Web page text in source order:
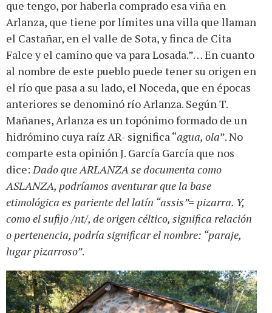
que tengo, por haberla comprado esa viña en
Arlanza, que tiene por límites una villa que llaman
el Castañar, en el valle de Sota, y finca de Cita
Falce y el camino que va para Losada.”… En cuanto
al nombre de este pueblo puede tener su origen en
el río que pasa a su lado, el Noceda, que en épocas
anteriores se denominó río Arlanza. Según T.
Mañanes, Arlanza es un topónimo formado de un
hidrómino cuya raíz AR- significa “agua, ola”. No
comparte esta opinión J. García García que nos
dice:Dado que ARLANZA se documenta como
ASLANZA, podríamos aventurar que la base
etimológica es pariente del latín “assis”= pizarra. Y,
como el sufijo /nt/, de origen céltico, significa relación
o pertenencia, podría significar el nombre: “paraje,
lugar pizarroso”.